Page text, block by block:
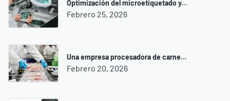
Optimización del microetiquetado y...
Febrero 25, 2026
Una empresa procesadora de carne...
Febrero 20, 2026